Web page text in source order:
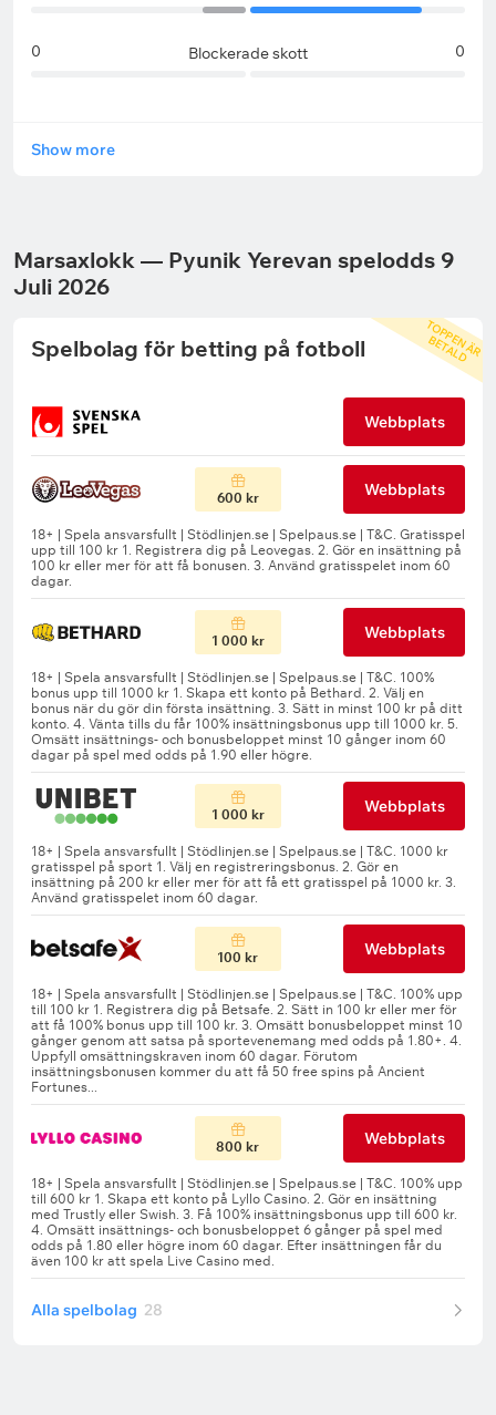
0 Blockerade skott 0
Show more
Marsaxlokk — Pyunik Yerevan spelodds 9
Juli 2026
T
O
P
P
E
N
Ä
R
B
E
T
A
L
D
Spelbolag för betting på fotboll
Webbplats
600 kr Webbplats
1 000 kr Webbplats
1 000 kr Webbplats
100 kr Webbplats
800 kr Webbplats
Alla spelbolag 28